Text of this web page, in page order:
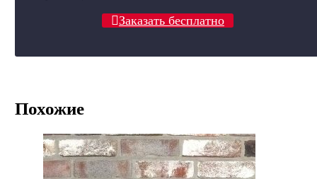
Заказать бесплатно
Похожие